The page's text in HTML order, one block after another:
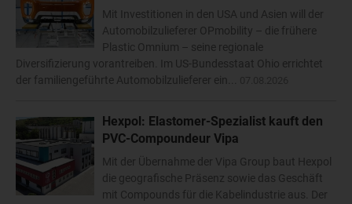
Mit Investitionen in den USA und Asien will der
Automobilzulieferer OPmobility – die frühere
Plastic Omnium – seine regionale
Diversifizierung vorantreiben. Im US-Bundesstaat Ohio errichtet
der familiengeführte Automobilzulieferer ein...
Hexpol: Elastomer-Spezialist kauft den
PVC-Compoundeur Vipa
Mit der Übernahme der Vipa Group baut Hexpol
die geografische Präsenz sowie das Geschäft
mit Compounds für die Kabelindustrie aus. Der